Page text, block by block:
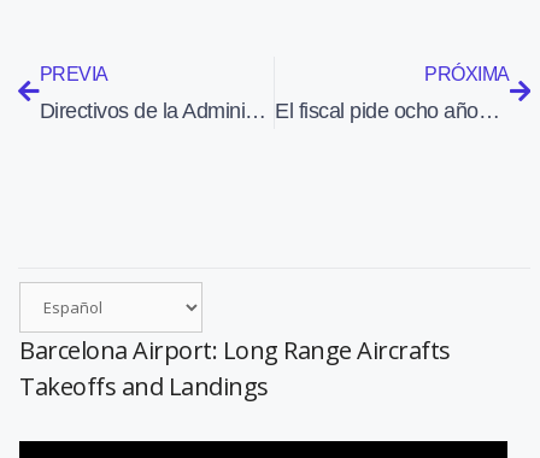
PREVIA
Directivos de la Administración de Aviación Civil de China visitan el Aeropuerto de Madrid-Barajas
PRÓXIMA
El fiscal pide ocho años de cárcel para empleados de Airbus por un piquete
Barcelona Airport: Long Range Aircrafts
Takeoffs and Landings